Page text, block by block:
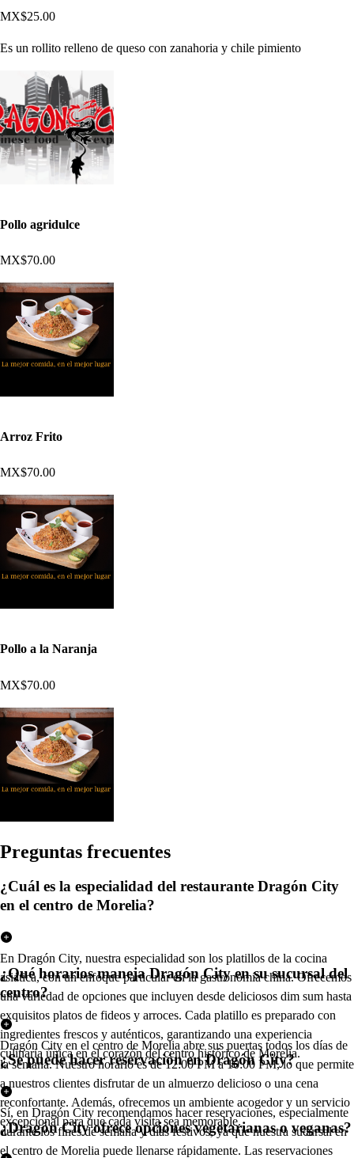
MX$25.00
Es un rollito relleno de queso con zanahoria y chile pimiento
Pollo agridulce
MX$70.00
Arroz Frito
MX$70.00
Pollo a la Naranja
MX$70.00
Preguntas frecuentes
¿Cuál es la especialidad del restaurante Dragón City
en el centro de Morelia?
En Dragón City, nuestra especialidad son los platillos de la cocina
asiática, con un enfoque particular en la gastronomía china. Ofrecemos
una variedad de opciones que incluyen desde deliciosos dim sum hasta
exquisitos platos de fideos y arroces. Cada platillo es preparado con
ingredientes frescos y auténticos, garantizando una experiencia
culinaria única en el corazón del centro histórico de Morelia.
¿Qué horarios maneja Dragón City en su sucursal del
centro?
Dragón City en el centro de Morelia abre sus puertas todos los días de
la semana. Nuestro horario es de 12:00 PM a 10:00 PM, lo que permite
a nuestros clientes disfrutar de un almuerzo delicioso o una cena
reconfortante. Además, ofrecemos un ambiente acogedor y un servicio
excepcional para que cada visita sea memorable.
¿Se puede hacer reservación en Dragón City?
Sí, en Dragón City recomendamos hacer reservaciones, especialmente
durante los fines de semana y días festivos, ya que nuestra sucursal en
el centro de Morelia puede llenarse rápidamente. Las reservaciones
¿Dragón City ofrece opciones vegetarianas o veganas?